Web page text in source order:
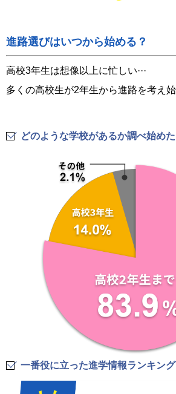
進路選びはいつから始める？
高校3年生は想像以上に忙しい···
多くの高校生が2年生から進路を考え始
どのような学校があるか調べ始め
一番役に立った進学情報ランキング